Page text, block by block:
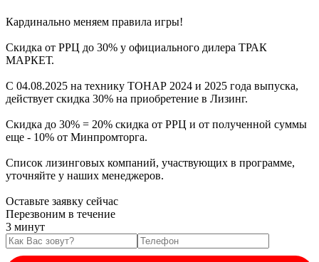
Кардинально меняем правила игры!
Скидка от РРЦ до 30% у официального дилера ТРАК
МАРКЕТ.
С 04.08.2025 на технику ТОНАР 2024 и 2025 года выпуска,
действует скидка 30% на приобретение в Лизинг.
Скидка до 30% = 20% скидка от РРЦ и от полученной суммы
еще - 10% от Минпромторга.
Список лизинговых компаний, участвующих в программе,
уточняйте у наших менеджеров.
Оставьте заявку сейчас
Перезвоним в течение
3 минут